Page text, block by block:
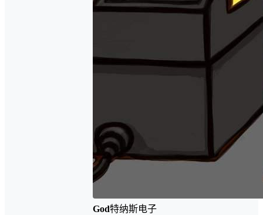
God特纳斯电子